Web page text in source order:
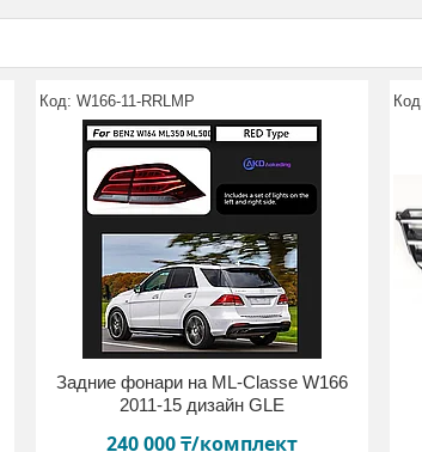
W166-11-RRLMP
Задние фонари на ML-Classe W166
2011-15 дизайн GLE
240 000 ₸/комплект